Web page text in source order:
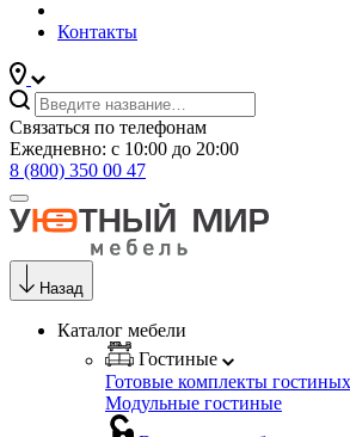
Контакты
Связаться по телефонам
Ежедневно: с 10:00 до 20:00
8 (800) 350 00 47
Назад
Каталог мебели
Гостиные
Готовые комплекты гостиных
Модульные гостиные